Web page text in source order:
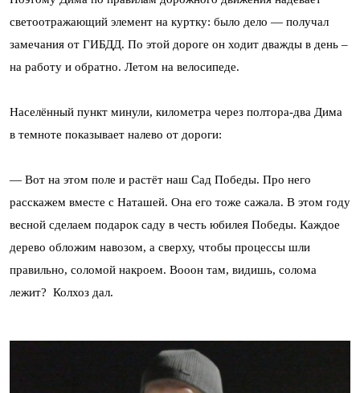
светоотражающий элемент на куртку: было дело — получал
замечания от ГИБДД. По этой дороге он ходит дважды в день –
на работу и обратно. Летом на велосипеде.
Населённый пункт минули, километра через полтора-два Дима
в темноте показывает налево от дороги:
— Вот на этом поле и растёт наш Сад Победы. Про него
расскажем вместе с Наташей. Она его тоже сажала. В этом году
весной сделаем подарок саду в честь юбилея Победы. Каждое
дерево обложим навозом, а сверху, чтобы процессы шли
правильно, соломой накроем. Вооон там, видишь, солома
лежит? Колхоз дал.